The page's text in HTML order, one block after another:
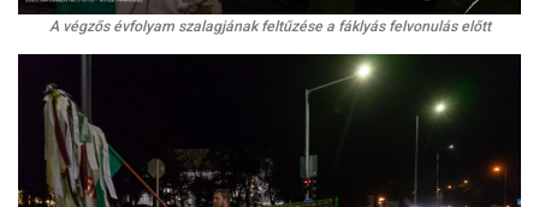
A végzős évfolyam szalagjának feltűzése a fáklyás felvonulás előtt